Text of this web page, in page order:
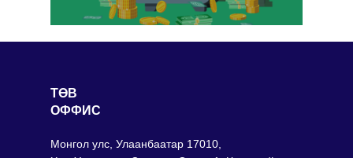
ТӨВ
ОФФИС
Монгол улс, Улаанбаатар 17010,